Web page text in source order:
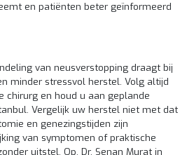
en patiënten beter geïnformeerd
van neusverstopping draagt bij
minder stressvol herstel. Volg altijd
chirurg en houd u aan geplande
Vergelijk uw herstel niet met dat
en genezingstijden zijn
van symptomen of praktische
uitstel. Op. Dr. Senan Murat in